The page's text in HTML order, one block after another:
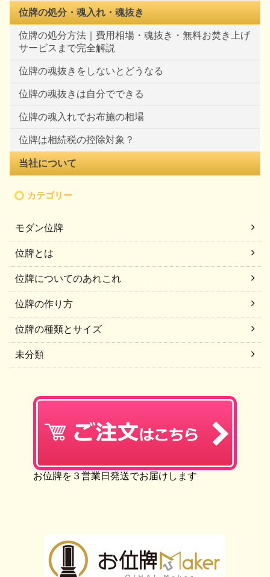
位牌の処分・魂入れ・魂抜き
位牌の処分方法｜費用相場・魂抜き・無料お焚き上げ
サービスまで完全解説
位牌の魂抜きをしないとどうなる
位牌の魂抜きは自分でできる
位牌の魂入れでお布施の相場
位牌は相続税の控除対象？
当社について
カテゴリー
モダン位牌
位牌とは
位牌についてのあれこれ
位牌の作り方
位牌の種類とサイズ
未分類
お位牌を３営業日発送でお届けします